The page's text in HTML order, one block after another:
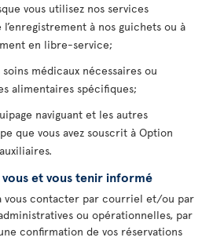
vous utilisez nos services
à nos guichets ou à
en libre-service;
médicaux nécessaires ou
alimentaires spécifiques;
naviguant et les autres
que vous avez souscrit à Option
et vous tenir informé
vous contacter par courriel et/ou par
ou opérationnelles, par
confirmation de vos réservations